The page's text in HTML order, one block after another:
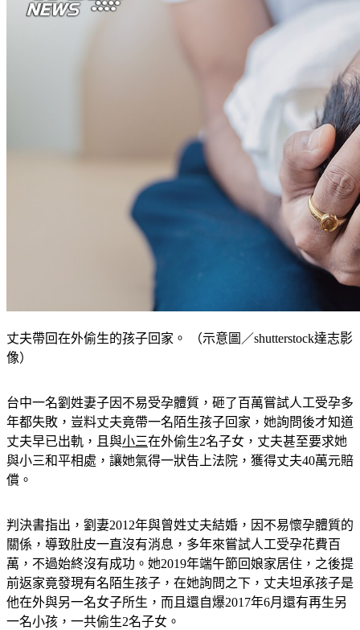
丈夫帶回在外偷生的孩子回家。 （示意圖／shutterstock達志影
台中一名劉姓妻子因不易受孕體質，砸了百萬嘗試人工受孕多
年都失敗，豈料丈夫竟帶一名陌生孩子回家，她詢問後才知道
丈夫早已出軌，且與小三在外偷生2名子女，丈夫甚至要求她
與小三和平相處，讓她氣得一狀告上法院，獲得丈夫40萬元賠
判決書指出，劉妻2012年與曾姓丈夫結婚，因不易懷孕體質的
關係，導致肚皮一直沒有消息，多年來嘗試人工受孕花費百
萬，不過始終沒有成功。她2019年端午節回娘家居住，之後提
前返家竟發現有名陌生孩子，在她詢問之下，丈夫坦承孩子是
他在外與另一名女子所生，而且還自爆2017年6月還有再生另